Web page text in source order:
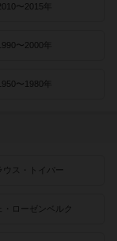
〜2015年
〜2000年
〜1980年
ウス・トイバー
・ローゼンベルク